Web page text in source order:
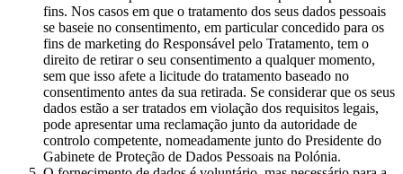
fins. Nos casos em que o tratamento dos seus dados pessoais
se baseie no consentimento, em particular concedido para os
fins de marketing do Responsável pelo Tratamento, tem o
direito de retirar o seu consentimento a qualquer momento,
sem que isso afete a licitude do tratamento baseado no
consentimento antes da sua retirada. Se considerar que os seus
dados estão a ser tratados em violação dos requisitos legais,
pode apresentar uma reclamação junto da autoridade de
controlo competente, nomeadamente junto do Presidente do
Gabinete de Proteção de Dados Pessoais na Polónia.